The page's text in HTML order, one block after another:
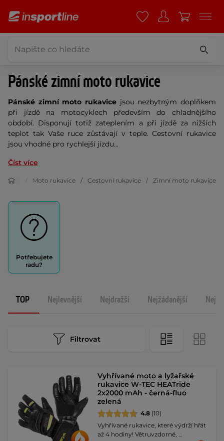
Pánské zimní moto rukavice
Pánské zimní moto rukavice jsou nezbytným doplňkem
při jízdě na motocyklech především do chladnějšího
období. Disponují totiž zateplením a při jízdě za nižších
teplot tak Vaše ruce zůstávají v teple. Cestovní rukavice
jsou vhodné pro rychlejší jízdu...
Číst více
Moto rukavice Cestovní rukavice Zimní moto rukavice
Potřebujete
radu?
TOP Nejlevnější Nejdražší Nejžádanější
Filtrovat
Vyhřívané moto a lyžařské
rukavice W-TEC HEATride
2x2000 mAh - černá-fluo
zelená
4.8 (10)
Vyhřívané rukavice, které výdrží hřát
až 4 hodiny! Větruvzdorné, …